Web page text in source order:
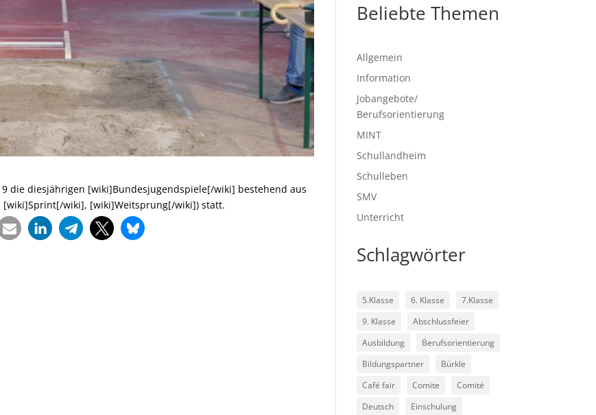
die diesjährigen [wiki]Bundesjugendspiele[/wiki] bestehend aus
wiki], [wiki]Weitsprung[/wiki]) statt.
Beliebte Themen
Allgemein
Information
Jobangebote/
Berufsorientierung
MINT
Schullandheim
Schulleben
SMV
Unterricht
Schlagwörter
5.Klasse 6. Klasse
7.Klasse
9. Klasse
Abschlussfeier
Ausbildung
Berufsorientierung
Bildungspartner
Bürkle
Café fair
Comite
Comité
Deutsch
Einschulung